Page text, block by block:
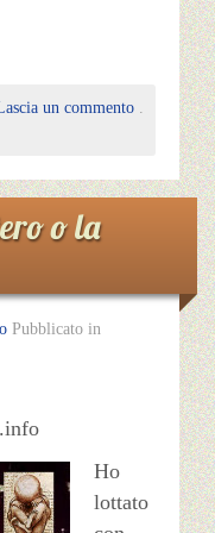
un commento
o la
Pubblicato in
Ho
lottato